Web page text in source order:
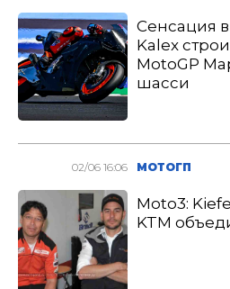
Сенсация
Kalex
MotoGP
шасси
02/06 16:06 МОТОГП
Moto3:
KTM